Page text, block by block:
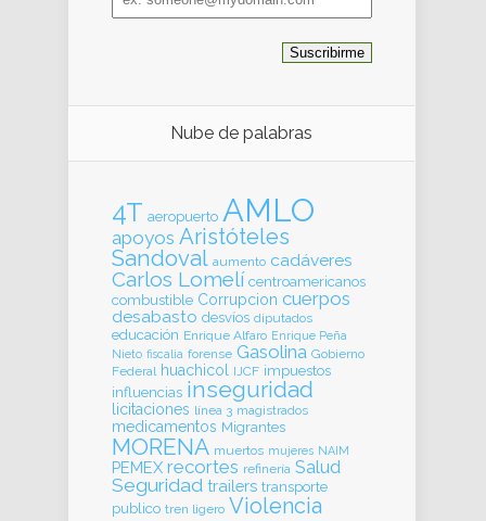
address
Nube de palabras
4T aeropuerto AMLO
apoyos Aristóteles
Sandoval aumento cadáveres
Carlos Lomelí centroamericanos
combustible Corrupcion cuerpos
desabasto desvíos diputados
educación Enrique Alfaro Enrique Peña
Nieto fiscalia forense Gasolina Gobierno
Federal huachicol IJCF impuestos
influencias inseguridad
licitaciones línea 3 magistrados
medicamentos Migrantes
MORENA muertos mujeres NAIM
PEMEX recortes refinería Salud
Seguridad trailers transporte
publico tren ligero Violencia